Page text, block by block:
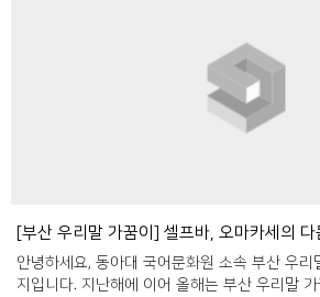
[부산 우리말 가꿈이] 셀프바, 오마카세의 다
안녕하세요, 동아대 국어문화원 소속 부산 우리
지입니다. 지난해에 이어 올해는 부산 우리말